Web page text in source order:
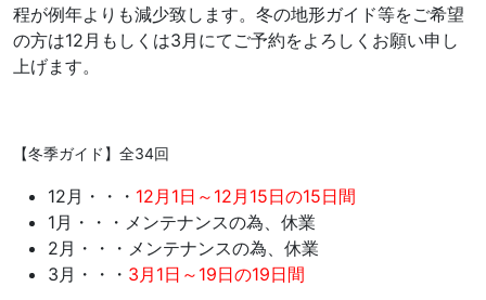
程が例年よりも減少致します。冬の地形ガイド等をご希望
の方は12月もしくは3月にてご予約をよろしくお願い申し
上げます。
【冬季ガイド】全34回
12月・・・ 12月1日～12月15日の15日間
1月・・・メンテナンスの為、休業
2月・・・メンテナンスの為、休業
3月・・・ 3月1日～19日の19日間